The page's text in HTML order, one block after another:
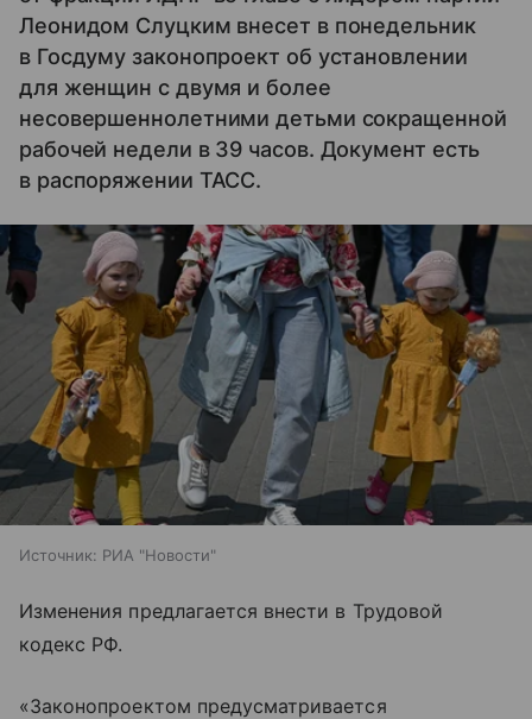
Леонидом Слуцким внесет в понедельник
в Госдуму законопроект об установлении
для женщин с двумя и более
несовершеннолетними детьми сокращенной
рабочей недели в 39 часов. Документ есть
в распоряжении ТАСС.
Источник: РИА "Новости"
Изменения предлагается внести в Трудовой
кодекс РФ.
«Законопроектом предусматривается